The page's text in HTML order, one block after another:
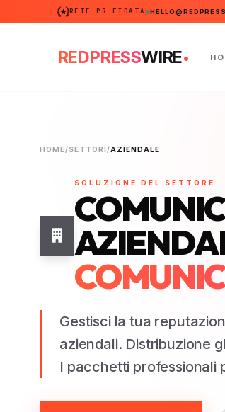
RETE PR FIDATA
REDPRESSWIRE.
HOME/SETTORI /AZIENDALE
SOLUZIONE DEL SETTORE
Gestisci la tua
aziendali. Distribuzione
I pacchetti professionali